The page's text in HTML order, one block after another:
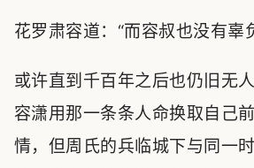
花罗肃容道：“而容叔也没有辜
或许直到千百年之后也仍旧无
容潇用那一条条人命换取自己
情，但周氏的兵临城下与同一